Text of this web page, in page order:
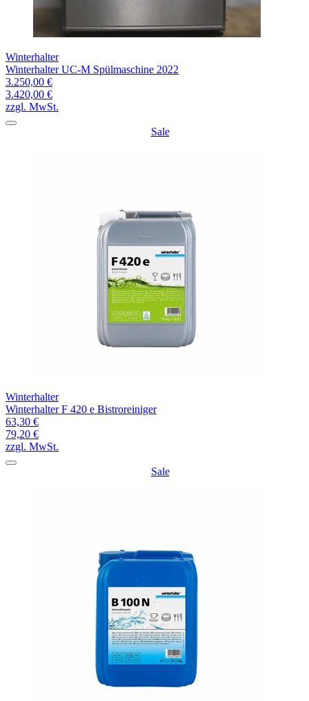
Winterhalter
Winterhalter UC-M Spülmaschine 2022
3.250,00 €
3.420,00 €
zzgl. MwSt.
Sale
Winterhalter
Winterhalter F 420 e Bistroreiniger
63,30 €
79,20 €
zzgl. MwSt.
Sale